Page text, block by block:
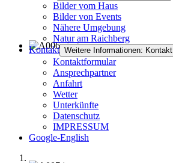
Bilder vom Haus
Bilder von Events
Nähere Umgebung
Natur am Raichberg
Kontakt Weitere Informationen: Kontakt
Kontaktformular
Ansprechpartner
Anfahrt
Wetter
Unterkünfte
Datenschutz
IMPRESSUM
Google-English